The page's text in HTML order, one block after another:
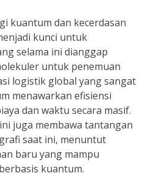
kuantum dan kecerdasan
kunci untuk
selama ini dianggap
untuk penemuan
logistik global yang sangat
menawarkan efisiensi
dan waktu secara masif.
juga membawa tantangan
saat ini, menuntut
baru yang mampu
kuantum.